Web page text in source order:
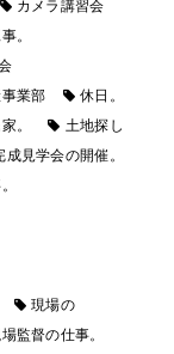
カメラ講習会
。
業部
休日。
。
土地探し
成見学会の開催。
現場の
監督の仕事。